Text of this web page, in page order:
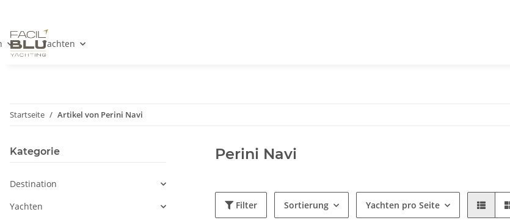
Yachten
Startseite Artikel von Perini Navi
Perini Navi
Filter Sortierung Yachten pro Seite
Kategorie
Destination
Yachten